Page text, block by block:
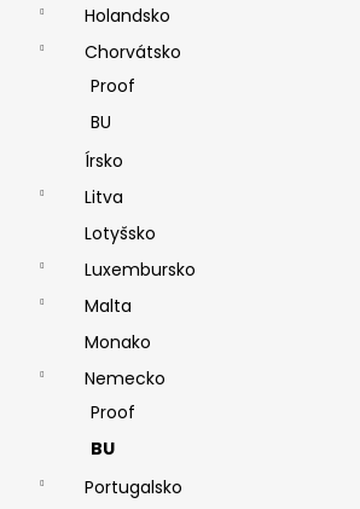
Holandsko
Chorvátsko
Proof
BU
Írsko
Litva
Lotyšsko
Luxembursko
Malta
Monako
Nemecko
Proof
BU
Portugalsko